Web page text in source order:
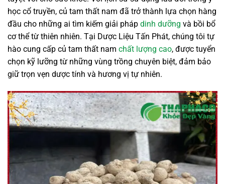
học cổ truyền, củ tam thất nam đã trở thành lựa chọn hàng
đầu cho những ai tìm kiếm giải pháp dinh dưỡng và bồi bổ
cơ thể từ thiên nhiên. Tại Dược Liệu Tấn Phát, chúng tôi tự
hào cung cấp củ tam thất nam chất lượng cao, được tuyển
chọn kỹ lưỡng từ những vùng trồng chuyên biệt, đảm bảo
giữ trọn vẹn dược tính và hương vị tự nhiên.